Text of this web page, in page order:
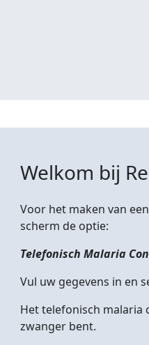
Welkom bij
Voor het maken van
scherm de optie:
Telefonisch Malaria
Vul uw gegevens in en
Het telefonisch malaria
zwanger bent.